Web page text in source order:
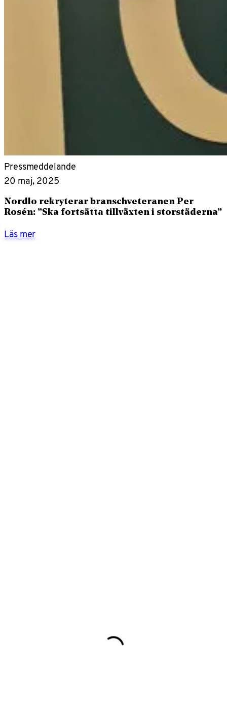
Pressmeddelande
20 maj, 2025
Nordlo rekryterar branschveteranen Per
Rosén: ”Ska fortsätta tillväxten i storstäderna”
Läs mer